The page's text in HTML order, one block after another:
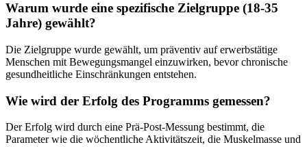
Warum wurde eine spezifische Zielgruppe (18-35
Jahre) gewählt?
Die Zielgruppe wurde gewählt, um präventiv auf erwerbstätige
Menschen mit Bewegungsmangel einzuwirken, bevor chronische
gesundheitliche Einschränkungen entstehen.
Wie wird der Erfolg des Programms gemessen?
Der Erfolg wird durch eine Prä-Post-Messung bestimmt, die
Parameter wie die wöchentliche Aktivitätszeit, die Muskelmasse und